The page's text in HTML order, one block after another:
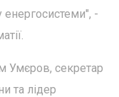
енергосистеми", -
Умєров, секретар
та лідер